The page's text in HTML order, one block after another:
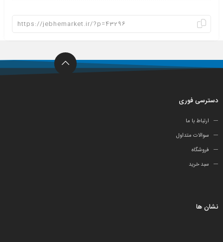
دسترسی فوری
ارتباط با ما
سوالات متداول
فروشگاه
سبد خرید
نشان ها